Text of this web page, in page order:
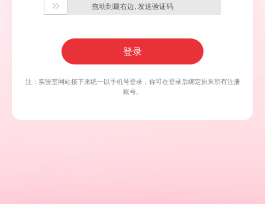
 拖动到最右边, 发送验证码
登录
注：实验室网站接下来统一以手机号登录，你可在登录后绑定原来所有注册
账号。